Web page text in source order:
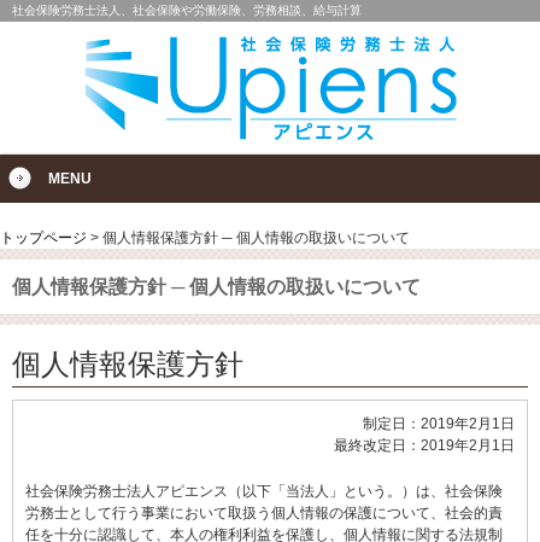
社会保険労務士法人、社会保険や労働保険、労務相談、給与計算
MENU
トップページ > 個人情報保護方針 ─ 個人情報の取扱いについて
個人情報保護方針 ─ 個人情報の取扱いについて
個人情報保護方針
制定日：2019年2月1日
最終改定日：2019年2月1日
社会保険労務士法人アピエンス（以下「当法人」という。）は、社会保険
労務士として行う事業において取扱う個人情報の保護について、社会的責
任を十分に認識して、本人の権利利益を保護し、個人情報に関する法規制